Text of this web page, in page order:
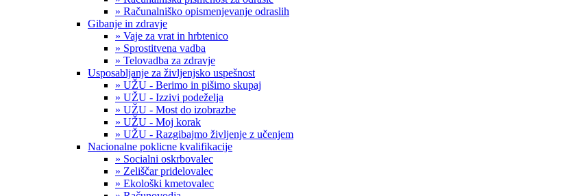
» Računalniško opismenjevanje odraslih
Gibanje in zdravje
» Vaje za vrat in hrbtenico
» Sprostitvena vadba
» Telovadba za zdravje
Usposabljanje za življenjsko uspešnost
» UŽU - Berimo in pišimo skupaj
» UŽU - Izzivi podeželja
» UŽU - Most do izobrazbe
» UŽU - Moj korak
» UŽU - Razgibajmo življenje z učenjem
Nacionalne poklicne kvalifikacije
» Socialni oskrbovalec
» Zeliščar pridelovalec
» Ekološki kmetovalec